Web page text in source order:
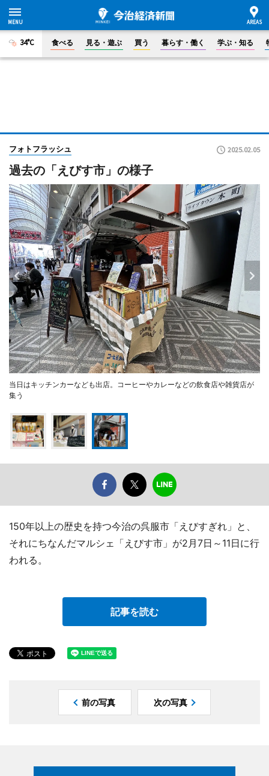
34°C 食べる 見る・遊ぶ 買う 暮らす・働く 学ぶ・知る
フォトフラッシュ 2025.02.05
過去の「えびす市」の様子
当日はキッチンカーなども出店。コーヒーやカレーなどの飲食店や雑貨店が
集う
150年以上の歴史を持つ今治の呉服市「えびすぎれ」と、
それにちなんだマルシェ「えびす市」が2月7日～11日に行
われる。
記事を読む
前の写真 次の写真